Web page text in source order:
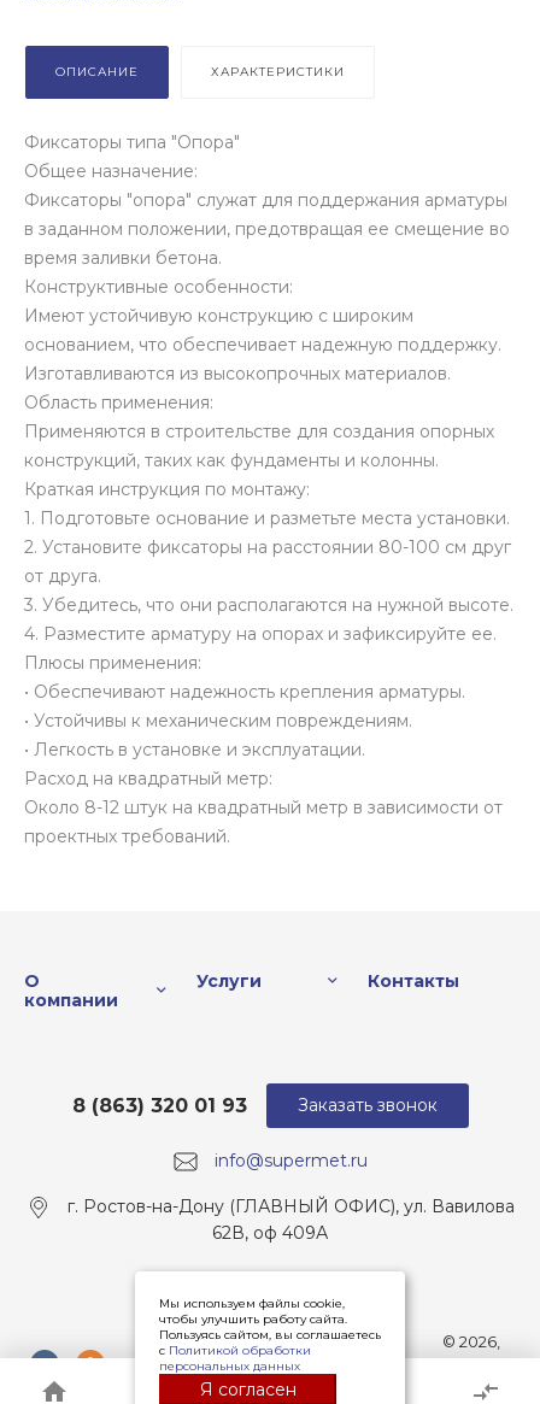
ОПИСАНИЕ ХАРАКТЕРИСТИКИ
Фиксаторы типа "Опора"
Общее назначение:
Фиксаторы "опора" служат для поддержания арматуры
в заданном положении, предотвращая ее смещение во
время заливки бетона.
Конструктивные особенности:
Имеют устойчивую конструкцию с широким
основанием, что обеспечивает надежную поддержку.
Изготавливаются из высокопрочных материалов.
Область применения:
Применяются в строительстве для создания опорных
конструкций, таких как фундаменты и колонны.
Краткая инструкция по монтажу:
1. Подготовьте основание и разметьте места установки.
2. Установите фиксаторы на расстоянии 80-100 см друг
от друга.
3. Убедитесь, что они располагаются на нужной высоте.
4. Разместите арматуру на опорах и зафиксируйте ее.
Плюсы применения:
• Обеспечивают надежность крепления арматуры.
• Устойчивы к механическим повреждениям.
• Легкость в установке и эксплуатации.
Расход на квадратный метр:
Около 8-12 штук на квадратный метр в зависимости от
проектных требований.
О
компании
Услуги Контакты
info@supermet.ru
8 (863) 320 01 93
г. Ростов-на-Дону (ГЛАВНЫЙ ОФИС), ул. Вавилова
62В, оф 409А
Заказать звонок
© 2026,
Все права
защищены
Мы используем файлы cookie,
чтобы улучшить работу сайта.
Пользуясь сайтом, вы соглашаетесь
с Политикой обработки
персональных данных
Я согласен